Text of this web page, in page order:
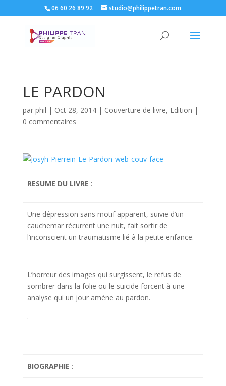
06 60 26 89 92 studio@philippetran.com
LE PARDON
par phil | Oct 28, 2014| Couverture de livre, Edition |
0 commentaires
RESUME DU LIVRE :
Une dépression sans motif apparent, suivie d’un
cauchemar récurrent une nuit, fait sortir de
l’inconscient un traumatisme lié à la petite enfance.
L’horreur des images qui surgissent, le refus de
sombrer dans la folie ou le suicide forcent à une
analyse qui un jour amène au pardon.
.
BIOGRAPHIE :